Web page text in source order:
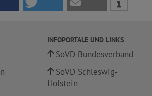
INFOPORTALE UND LINKS
SoVD Bundesverband
SoVD Schleswig-
Holstein